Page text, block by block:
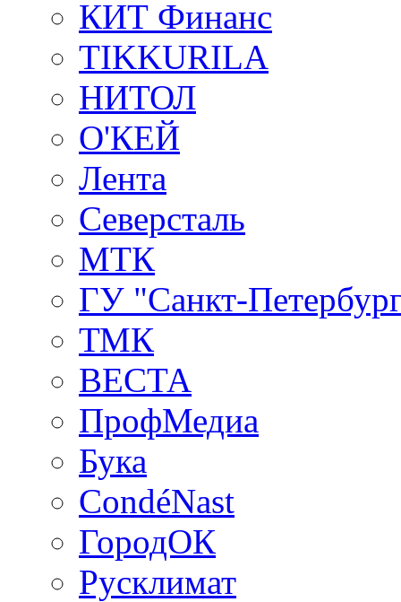
КИТ Финанс
TIKKURILA
НИТОЛ
О'КЕЙ
Лента
Северсталь
МТК
ГУ "Санкт-
ТМК
ВЕСТА
ПрофМедиа
Бука
CondéNast
ГородОК
Русклимат